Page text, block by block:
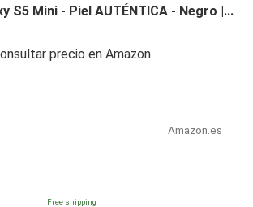
S5 Mini - Piel AUTÉNTICA - Negro |...
precio en Amazon
Amazon.es
Free shipping